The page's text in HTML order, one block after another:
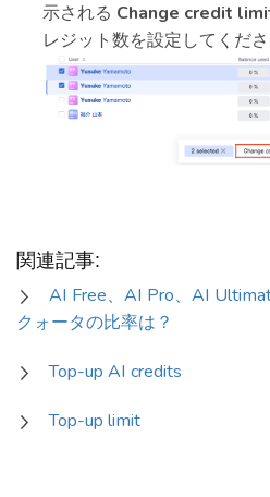
示される Change credit
レジット数を設定してくださ
関連記事:
AI Free、AI Pro、AI
クォータの比率は？
Top-up AI credits
Top-up limit